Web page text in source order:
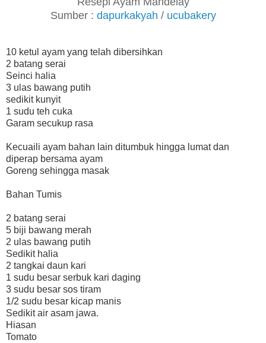
Sumber : dapurkakyah / ucubakery
10 ketul ayam yang telah dibersihkan
2 batang serai
Seinci halia
3 ulas bawang putih
sedikit kunyit
1 sudu teh cuka
Garam secukup rasa
Kecuaili ayam bahan lain ditumbuk hingga lumat dan
diperap bersama ayam
Goreng sehingga masak
Bahan Tumis
2 batang serai
5 biji bawang merah
2 ulas bawang putih
Sedikit halia
2 tangkai daun kari
1 sudu besar serbuk kari daging
3 sudu besar sos tiram
1/2 sudu besar kicap manis
Sedikit air asam jawa.
Hiasan
Tomato